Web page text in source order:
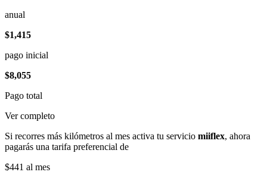
anual
$1,415
pago inicial
$8,055
Pago total
Ver completo
Si recorres más kilómetros al mes activa tu servicio miiflex, ahora
pagarás una tarifa preferencial de
$441 al mes